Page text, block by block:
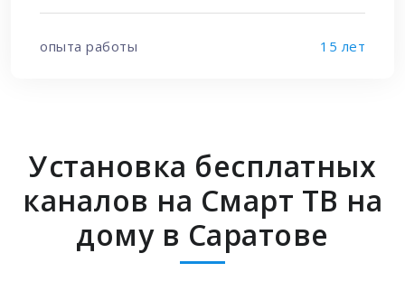
опыта работы 15 лет
Установка бесплатных
каналов на Смарт ТВ на
дому в Саратове